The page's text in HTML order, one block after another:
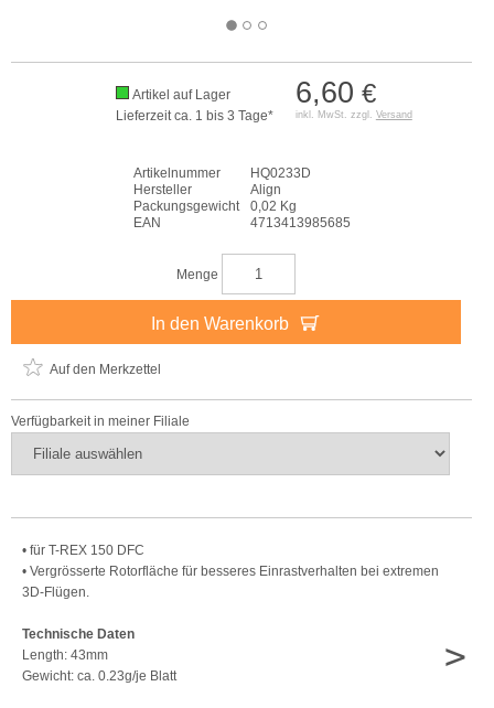
6,60 €
inkl. MwSt. zzgl. Versand
Artikel auf Lager
Lieferzeit ca. 1 bis 3 Tage*
Artikelnummer
HQ0233D
Hersteller
Align
Packungsgewicht
0,02 Kg
EAN
4713413985685
Menge
In den Warenkorb
Auf den Merkzettel
Verfügbarkeit in meiner Filiale
• für T-REX 150 DFC
• Vergrösserte Rotorfläche für besseres Einrastverhalten bei extremen
3D-Flügen.
Technische Daten
Length: 43mm
Gewicht: ca. 0.23g/je Blatt
>